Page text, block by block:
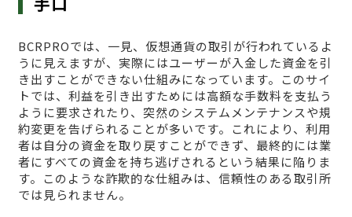
BCRPROでは、一見、仮想通貨の取引が行われているよ
うに見えますが、実際にはユーザーが入金した資金を引
き出すことができない仕組みになっています。このサイ
トでは、利益を引き出すためには高額な手数料を支払う
ように要求されたり、突然のシステムメンテナンスや規
約変更を告げられることが多いです。これにより、利用
者は自分の資金を取り戻すことができず、最終的には業
者にすべての資金を持ち逃げされるという結果に陥りま
す。このような詐欺的な仕組みは、信頼性のある取引所
では見られません。